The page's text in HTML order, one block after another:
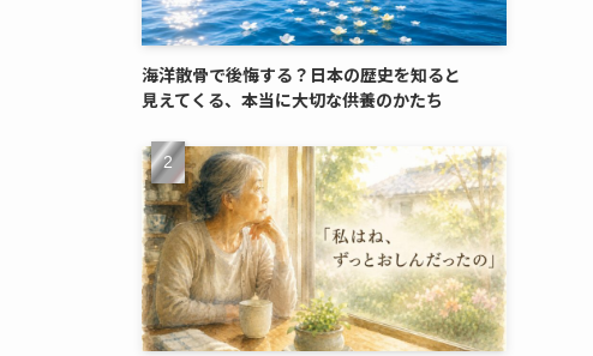
海洋散骨で​後悔する？​日本の​歴史を​知ると​
見えてくる、​本当に​大切な​供養のかたち